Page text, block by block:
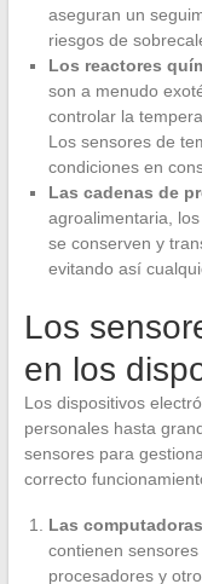
aseguran un
riesgos de
Los reactores
son a menudo
controlar la
Los sensores de
condiciones en
Las cadenas de
agroalimentaria,
se conserven y
evitando así
Los
en los
Los dispositivos
personales hasta
sensores para
correcto
Las
contienen
procesadores y